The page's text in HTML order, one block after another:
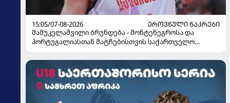
15:05/07-08-2026
ᲔᲠᲝᲕᲜᲣᲚᲘ ᲜᲐᲙᲠᲔᲑᲘ
მამუკელაშვილი ბრუნდება - მონტენეგროსა და
პორტუგალიასთან მატჩებისთვის საქართველო